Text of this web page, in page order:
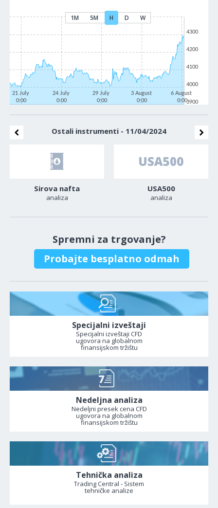
1M 5M H D W
21 July
0:00
24 July
0:00
29 July
0:00
3 August
0:00
6 August
0:003900
4000
4100
4200
4300
Ostali instrumenti - 11/04/2024
Sirova nafta
analiza
USA500
analiza
Spremni za trgovanje?
Probajte besplatno odmah
Specijalni izveštaji
Specijalni izveštaji CFD
ugovora na globalnom
finansijskom tržištu
Nedeljna analiza
Nedeljni presek cena CFD
ugovora na globalnom
finansijskom tržištu
Tehnička analiza
Trading Central - Sistem
tehničke analize